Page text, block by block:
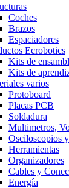
Coches
Brazos
Espaciadores
Ecrobotics
Kits de
Kits de
varios
Protoboard
Placas PCB
Soldadura
Multimetros,
Osciloscopios
Herramientas
Organizadores
Cables y
Energía